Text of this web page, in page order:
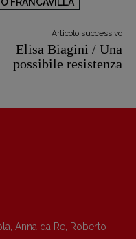
Articolo successivo
Elisa Biagini / Una
possibile resistenza
Anna da Re Roberto